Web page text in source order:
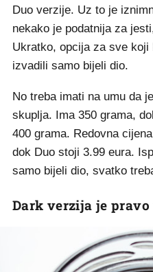
Duo verzije. Uz to je
nekako je podatnija za
Ukratko, opcija za sve
izvadili samo bijeli dio.
No treba imati na umu da
skuplja. Ima 350 grama,
400 grama. Redovna
dok Duo stoji 3.99 eura.
samo bijeli dio, svatko
Dark verzija je pravo